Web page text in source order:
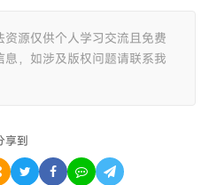
源仅供个人学习交流且免费
，如涉及版权问题请联系我
享到